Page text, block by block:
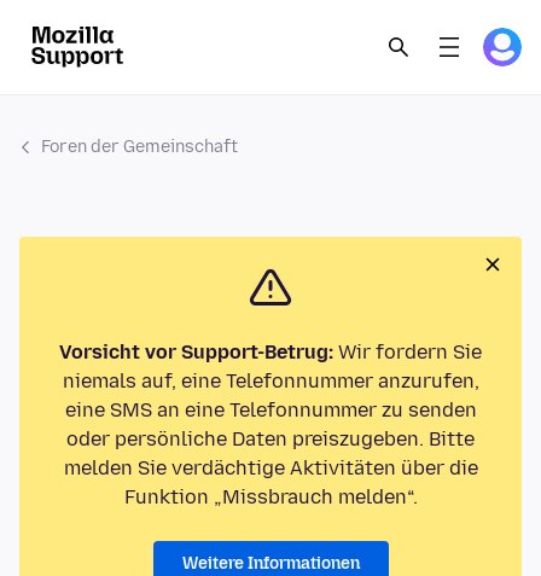
Foren der Gemeinschaft
Vorsicht vor Support-Betrug: Wir fordern Sie
niemals auf, eine Telefonnummer anzurufen,
eine SMS an eine Telefonnummer zu senden
oder persönliche Daten preiszugeben. Bitte
melden Sie verdächtige Aktivitäten über die
Funktion „Missbrauch melden“.
Weitere Informationen